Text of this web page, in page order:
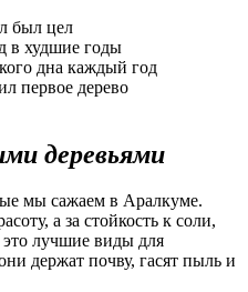
был цел
в худшие годы
дна каждый год
первое дерево
деревьями
мы сажаем в Аралкуме.
а за стойкость к соли,
лучшие виды для
держат почву, гасят пыль и